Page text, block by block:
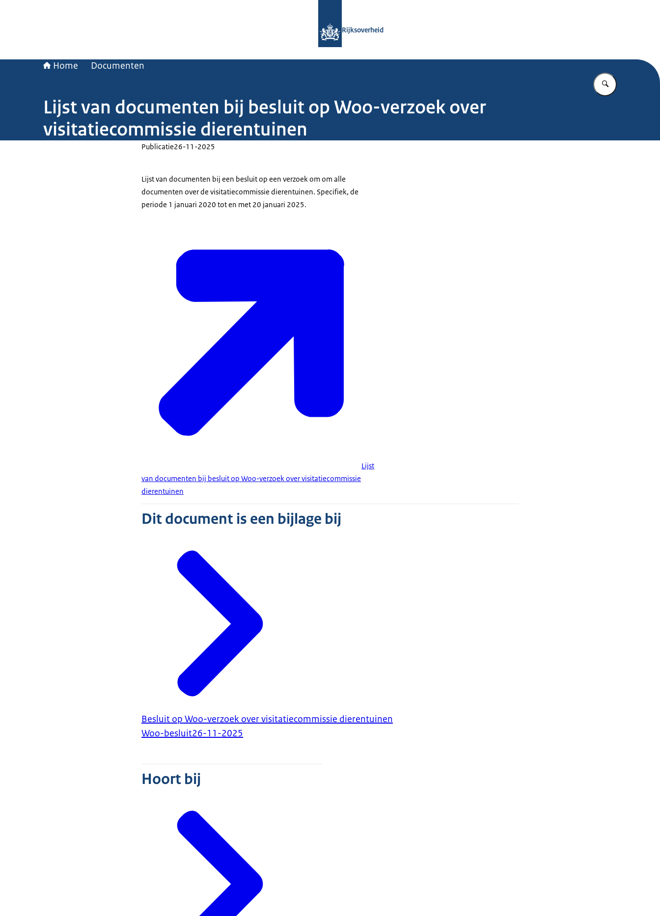
Rijksoverheid
Home Documenten
Vul in wat u
Lijst van documenten bij besluit op Woo-verzoek over
visitatiecommissie dierentuinen
Publicatie26-11-2025
Lijst van documenten bij een besluit op een verzoek om om alle
documenten over de visitatiecommissie dierentuinen. Specifiek, de
periode 1 januari 2020 tot en met 20 januari 2025.
Lijst
van documenten bij besluit op Woo-verzoek over visitatiecommissie
dierentuinen
Dit document is een bijlage bij
Besluit op Woo-verzoek over visitatiecommissie dierentuinen
Woo-besluit26-11-2025
Hoort bij